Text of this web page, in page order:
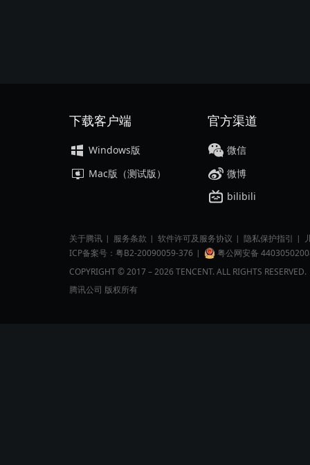
下载客户端
Windows版
Mac版（测试版）
官方渠道
微信
微博
bilibili
关于腾讯 服务条款 软件许可及服务协议 隐私保护指引
ICP备案号：粤B2-20090059-376
粤公网安备
COPYRIGHT © 2017 – 2026 TENCENT. ALL RIGHTS RESERVED.
腾讯公司 版权所有